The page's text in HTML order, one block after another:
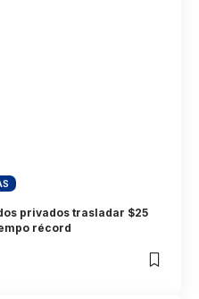
privados trasladar $25
récord